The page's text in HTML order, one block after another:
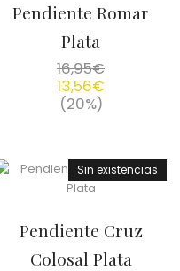
Pendiente Romar
Plata
16,95€
13,56€
(20%)
Sin existencias
Pendiente Cruz
Colosal Plata